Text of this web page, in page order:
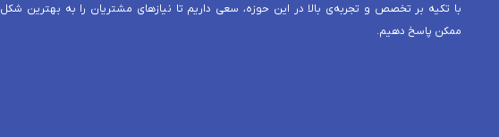
با تکیه بر تخصص و تجربه‌ی بالا در این حوزه، سعی داریم تا نیازهای مشتریان را به بهترین شکل
ممکن پاسخ دهیم.